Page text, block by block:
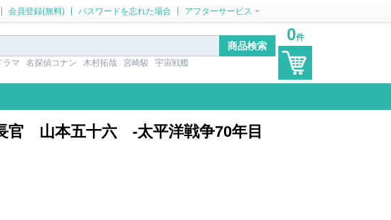
会員登録(無料) パスワードを忘れた場合 アフターサービス
ラマ 名探偵コナン 木村拓哉 宮崎駿 宇宙戦艦
0件
官 山本五十六 -太平洋戦争70年目